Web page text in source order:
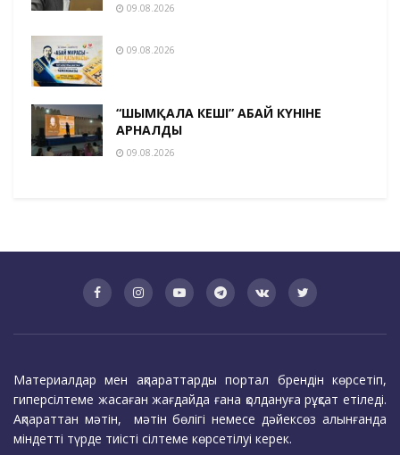
09.08.2026
09.08.2026
“ШЫМҚАЛА КЕШІ” АБАЙ КҮНІНЕ
АРНАЛДЫ
09.08.2026
Материалдар мен ақпараттарды портал брендін көрсетіп,
гиперсілтеме жасаған жағдайда ғана қолдануға рұқсат етіледі.
Ақпараттан мәтін, мәтін бөлігі немесе дәйексөз алынғанда
міндетті түрде тиісті сілтеме көрсетілуі керек.